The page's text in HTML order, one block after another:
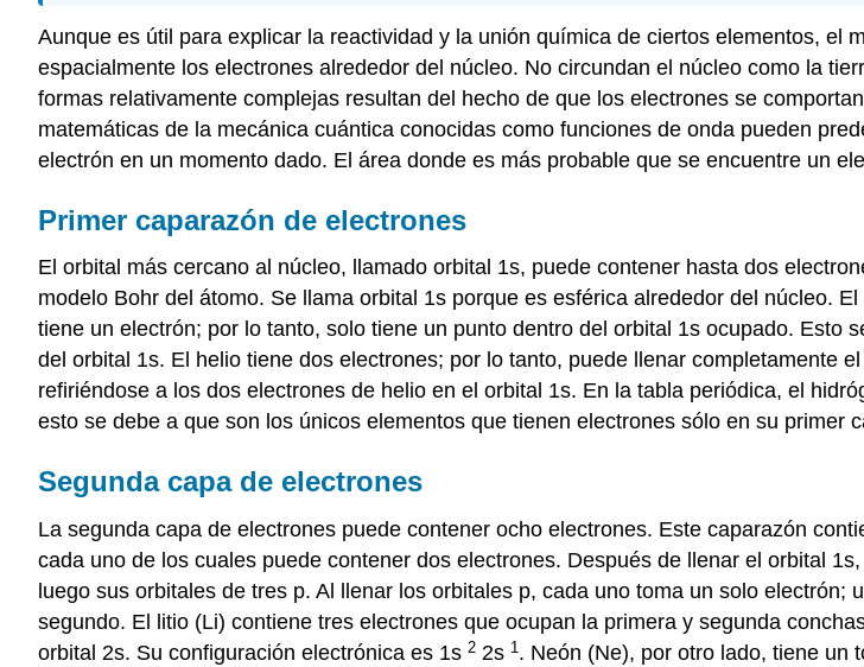
Aunque es útil para explicar la reactividad y la unión química de ciertos elementos, el
espacialmente los electrones alrededor del núcleo. No circundan el núcleo como la
formas relativamente complejas resultan del hecho de que los electrones se
matemáticas de la mecánica cuántica conocidas como funciones de onda pueden
electrón en un momento dado. El área donde es más probable que se encuentre un
Primer caparazón de electrones
El orbital más cercano al núcleo, llamado orbital 1s, puede contener hasta dos
modelo Bohr del átomo. Se llama orbital 1s porque es esférica alrededor del núcleo.
tiene un electrón; por lo tanto, solo tiene un punto dentro del orbital 1s ocupado. Esto
del orbital 1s. El helio tiene dos electrones; por lo tanto, puede llenar completamente
refiriéndose a los dos electrones de helio en el orbital 1s. En la tabla periódica, el
esto se debe a que son los únicos elementos que tienen electrones sólo en su primer
Segunda capa de electrones
La segunda capa de electrones puede contener ocho electrones. Este caparazón
cada uno de los cuales puede contener dos electrones. Después de llenar el orbital
luego sus orbitales de tres p. Al llenar los orbitales p, cada uno toma un solo
segundo. El litio (Li) contiene tres electrones que ocupan la primera y segunda
orbital 2s. Su configuración electrónica es 1s 2 2s 1 . Neón (Ne), por otro lado, tiene un